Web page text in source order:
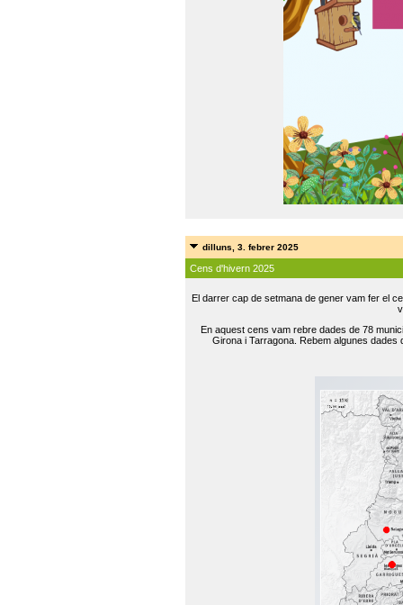
dilluns, 3. febrer 2025
Cens d'hivern 2025
El darrer cap de setmana de gener vam fer el
En aquest cens vam rebre dades de 78
Girona i Tarragona. Rebem algunes